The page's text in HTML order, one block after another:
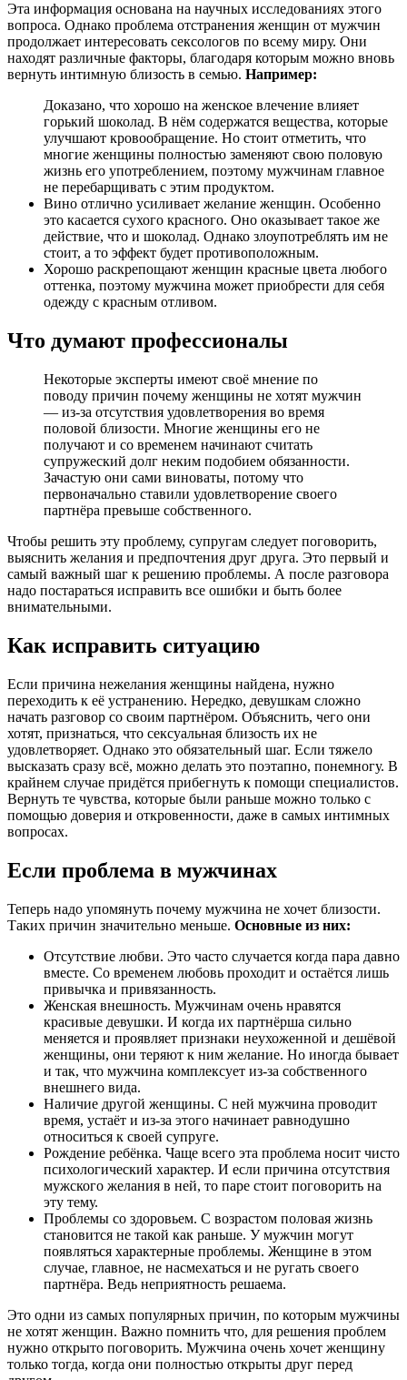
Эта информация основана на научных исследованиях этого
вопроса. Однако проблема отстранения женщин от мужчин
продолжает интересовать сексологов по всему миру. Они
находят различные факторы, благодаря которым можно вновь
вернуть интимную близость в семью. Например:
Доказано, что хорошо на женское влечение влияет
горький шоколад. В нём содержатся вещества, которые
улучшают кровообращение. Но стоит отметить, что
многие женщины полностью заменяют свою половую
жизнь его употреблением, поэтому мужчинам главное
не перебарщивать с этим продуктом.
Вино отлично усиливает желание женщин. Особенно
это касается сухого красного. Оно оказывает такое же
действие, что и шоколад. Однако злоупотреблять им не
стоит, а то эффект будет противоположным.
Хорошо раскрепощают женщин красные цвета любого
оттенка, поэтому мужчина может приобрести для себя
одежду с красным отливом.
Что думают профессионалы
Некоторые эксперты имеют своё мнение по
поводу причин почему женщины не хотят мужчин
— из-за отсутствия удовлетворения во время
половой близости. Многие женщины его не
получают и со временем начинают считать
супружеский долг неким подобием обязанности.
Зачастую они сами виноваты, потому что
первоначально ставили удовлетворение своего
партнёра превыше собственного.
Чтобы решить эту проблему, супругам следует поговорить,
выяснить желания и предпочтения друг друга. Это первый и
самый важный шаг к решению проблемы. А после разговора
надо постараться исправить все ошибки и быть более
внимательными.
Как исправить ситуацию
Если причина нежелания женщины найдена, нужно
переходить к её устранению. Нередко, девушкам сложно
начать разговор со своим партнёром. Объяснить, чего они
хотят, признаться, что сексуальная близость их не
удовлетворяет. Однако это обязательный шаг. Если тяжело
высказать сразу всё, можно делать это поэтапно, понемногу. В
крайнем случае придётся прибегнуть к помощи специалистов.
Вернуть те чувства, которые были раньше можно только с
помощью доверия и откровенности, даже в самых интимных
вопросах.
Если проблема в мужчинах
Теперь надо упомянуть почему мужчина не хочет близости.
Таких причин значительно меньше. Основные из них:
Отсутствие любви. Это часто случается когда пара давно
вместе. Со временем любовь проходит и остаётся лишь
привычка и привязанность.
Женская внешность. Мужчинам очень нравятся
красивые девушки. И когда их партнёрша сильно
меняется и проявляет признаки неухоженной и дешёвой
женщины, они теряют к ним желание. Но иногда бывает
и так, что мужчина комплексует из-за собственного
внешнего вида.
Наличие другой женщины. С ней мужчина проводит
время, устаёт и из-за этого начинает равнодушно
относиться к своей супруге.
Рождение ребёнка. Чаще всего эта проблема носит чисто
психологический характер. И если причина отсутствия
мужского желания в ней, то паре стоит поговорить на
эту тему.
Проблемы со здоровьем. С возрастом половая жизнь
становится не такой как раньше. У мужчин могут
появляться характерные проблемы. Женщине в этом
случае, главное, не насмехаться и не ругать своего
партнёра. Ведь неприятность решаема.
Это одни из самых популярных причин, по которым мужчины
не хотят женщин. Важно помнить что, для решения проблем
нужно открыто поговорить. Мужчина очень хочет женщину
только тогда, когда они полностью открыты друг перед